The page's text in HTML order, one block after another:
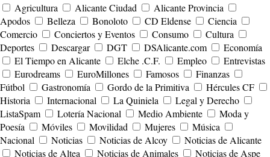
Agricultura
Alicante Ciudad
Alicante Provincia
Apodos
Belleza Bonoloto CD Eldense
Ciencia
Comercio
Conciertos y Eventos Consumo
Cultura
Deportes
Descargar DGT DSAlicante.com
Economía
El Tiempo en Alicante
Elche .C.F. Empleo
Entrevistas
Eurodreams
EuroMillones Famosos
Finanzas
Fútbol
Gastronomía Gordo de la Primitiva
Hércules CF
Historia
Internacional La Quiniela
Legal y Derecho
ListaSpam
Lotería Nacional Medio Ambiente
Moda y
Poesía
Móviles Movilidad Mujeres
Música
Nacional
Noticias Noticias de Alcoy
Noticias de Alicante
Noticias de Altea
Noticias de Animales
Noticias de Aspe